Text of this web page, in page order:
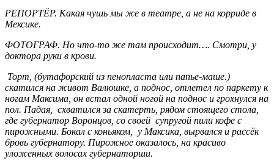
РЕПОРТЁР. Какая чушь мы же в театре, а не на корриде в
Мексике.
ФОТОГРАФ. Но что-то же там происходит…. Смотри, у
доктора руки в крови.
Торт, (бутафорский из пенопласта или папье-маше.)
скатился на живот Валюшке, а поднос, отлетел по паркету к
ногам Максима, он встал одной ногой на поднос и грохнулся на
пол. Падая, схватился за скатерть, рядом стоящего стола,
где губернатор Воронцов, со своей супругой пили кофе с
пирожными. Бокал с коньяком, у Максика, вырвался и рассёк
бровь губернатору. Пирожное оказалось, на красиво
уложенных волосах губернаторши.